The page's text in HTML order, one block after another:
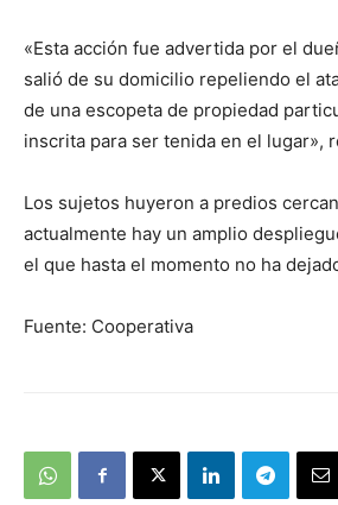
«Esta acción fue advertida por el
salió de su domicilio repeliendo el
de una escopeta de propiedad
inscrita para ser tenida en el lugar»,
Los sujetos huyeron a predios
actualmente hay un amplio
el que hasta el momento no ha
Fuente: Cooperativa